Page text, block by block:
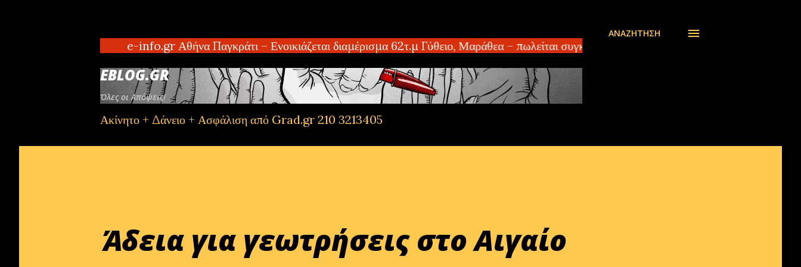
e-info.gr Αθήνα Παγκράτι – Ενοικιάζεται διαμέρισμα 62τ.μ Γύθειο, Μαράθεα – πωλείται συγκρότημα 2 κατοικιών ΑΘΗΝΑ – ΠΑΓΚΡΑΤΙ
EBLOG.GR
Όλες οι Απόψεις!
Ακίνητο + Δάνειο + Ασφάλιση από Grad.gr 210 3213405
ΑΝΑΖΉΤΗΣΗ
Άδεια για γεωτρήσεις στο Αιγαίο